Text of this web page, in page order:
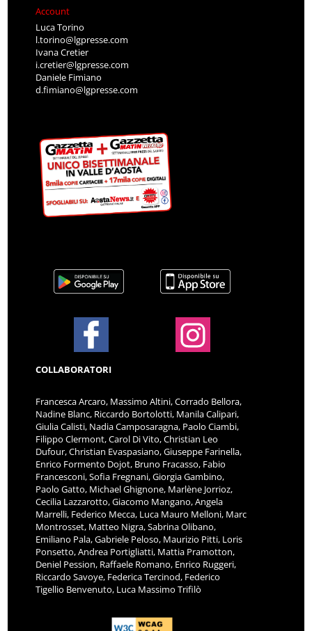
Account
Luca Torino
l.torino@lgpresse.com
Ivana Cretier
i.cretier@lgpresse.com
Daniele Fimiano
d.fimiano@lgpresse.com
COLLABORATORI
Francesca Arcaro, Massimo Altini, Corrado Bellora,
Nadine Blanc, Riccardo Bortolotti, Manila Calipari,
Giulia Calisti, Nadia Camposaragna, Paolo Ciambi,
Filippo Clermont, Carol Di Vito, Christian Leo
Dufour, Christian Evaspasiano, Giuseppe Farinella,
Enrico Formento Dojot, Bruno Fracasso, Fabio
Francesconi, Sofia Fregnani, Giorgia Gambino,
Paolo Gatto, Michael Ghignone, Marlène Jorrioz,
Cecilia Lazzarotto, Giacomo Mangano, Angela
Marrelli, Federico Mecca, Luca Mauro Melloni, Marc
Montrosset, Matteo Nigra, Sabrina Olibano,
Emiliano Pala, Gabriele Peloso, Maurizio Pitti, Loris
Ponsetto, Andrea Portigliatti, Mattia Pramotton,
Deniel Pession, Raffaele Romano, Enrico Ruggeri,
Riccardo Savoye, Federica Tercinod, Federico
Tigellio Benvenuto, Luca Massimo Trifilò